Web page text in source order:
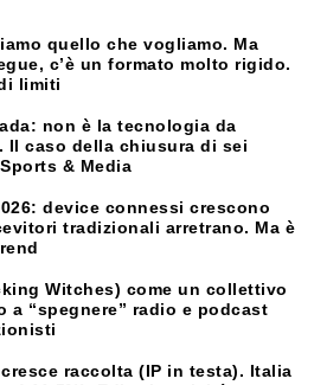
quello che vogliamo. Ma
c’è un formato molto rigido.
limiti
non è la tecnologia da
Il caso della chiusura di sei
& Media
device connessi crescono
tradizionali arretrano. Ma è
Witches) come un collettivo
a “spegnere” radio e podcast
cresce raccolta (IP in testa). Italia